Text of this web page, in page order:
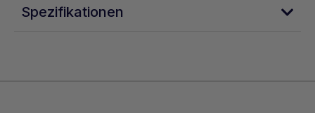
Spezifikationen